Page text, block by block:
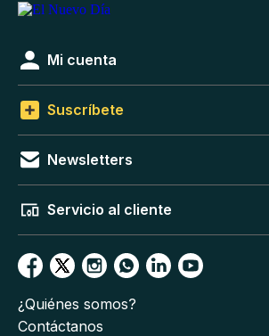
Mi cuenta
Suscríbete
Newsletters
Servicio al cliente
¿Quiénes somos?
Contáctanos